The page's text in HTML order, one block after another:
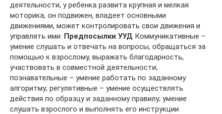
деятельности; у ребенка развита крупная и мелкая
моторика, он подвижен, владеет основными
движениями, может контролировать свои движения и
управлять ими. Предпосылки УУД Коммуникативные –
умение слушать и отвечать на вопросы, обращаться за
помощью к взрослому, выражать благодарность,
участвовать в совместной деятельности;
познавательные – умение работать по заданному
алгоритму; регулятивные – умение осуществлять
действия по образцу и заданному правилу; умение
слушать взрослого и выполнять его инструкции